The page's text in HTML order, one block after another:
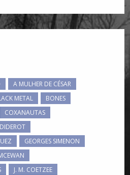
A MULHER DE CÉSAR
METAL
BONES
COXANAUTAS
DIDEROT
GEORGES SIMENON
J. M. COETZEE